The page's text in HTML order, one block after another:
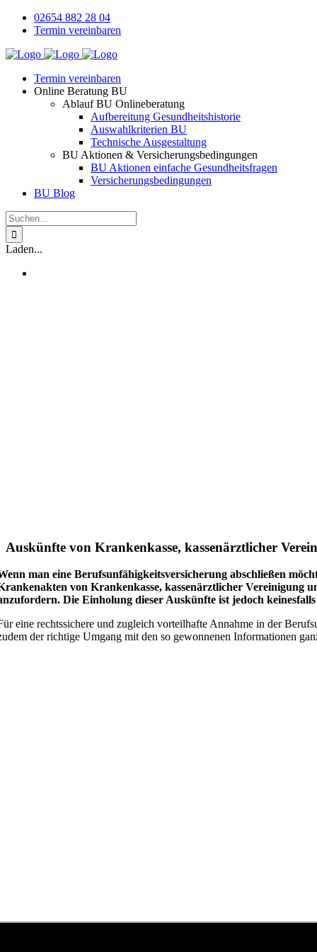
Zum
Inhalt
02654 882 28 04
Termin vereinbaren
Termin vereinbaren
Online Beratung BU
Ablauf BU Onlineberatung
Aufbereitung Gesundheitshistorie
Auswahlkriterien BU
Technische Ausgestaltung
BU Aktionen & Versicherungsbedingungen
BU Aktionen einfache Gesundheitsfragen
Versicherungsbedingungen
BU Blog
Suche
nach:
Laden...
Auskünfte von Krankenkasse, kassenärztlicher
man eine Berufsunfähigkeitsversicherung abschließen
von Krankenkasse, kassenärztlicher Vereinigung
Die Einholung dieser Auskünfte ist jedoch
eine rechtssichere und zugleich vorteilhafte Annahme in der
der richtige Umgang mit den so gewonnenen Informationen